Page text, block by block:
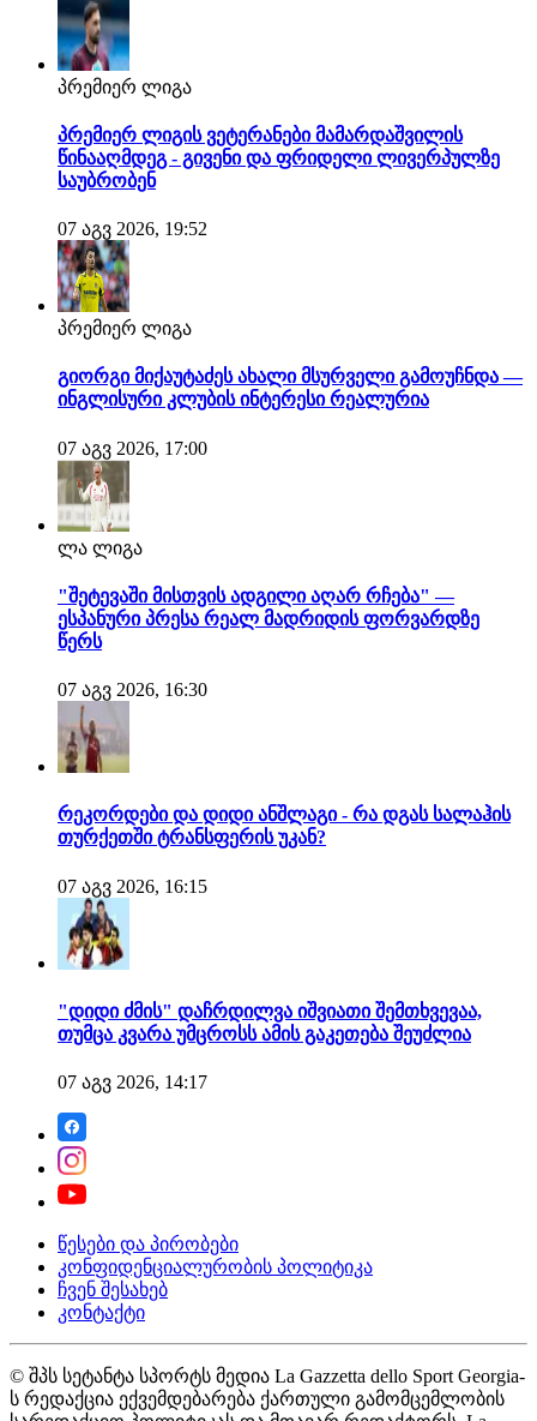
პრემიერ ლიგა
პრემიერ ლიგის ვეტერანები მამარდაშვილის
წინააღმდეგ - გივენი და ფრიდელი ლივერპულზე
საუბრობენ
07 აგვ 2026, 19:52
პრემიერ ლიგა
გიორგი მიქაუტაძეს ახალი მსურველი გამოუჩნდა —
ინგლისური კლუბის ინტერესი რეალურია
07 აგვ 2026, 17:00
ლა ლიგა
"შეტევაში მისთვის ადგილი აღარ რჩება" —
ესპანური პრესა რეალ მადრიდის ფორვარდზე
წერს
07 აგვ 2026, 16:30
რეკორდები და დიდი ანშლაგი - რა დგას სალაჰის
თურქეთში ტრანსფერის უკან?
07 აგვ 2026, 16:15
"დიდი ძმის" დაჩრდილვა იშვიათი შემთხვევაა,
თუმცა კვარა უმცროსს ამის გაკეთება შეუძლია
07 აგვ 2026, 14:17
წესები და პირობები
კონფიდენციალურობის პოლიტიკა
ჩვენ შესახებ
კონტაქტი
© შპს სეტანტა სპორტს მედია La Gazzetta dello Sport Georgia-
ს რედაქცია ექვემდებარება ქართული გამომცემლობის